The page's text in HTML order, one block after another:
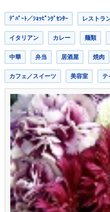
ﾃﾞﾊﾟｰﾄ／ｼｮｯﾋﾟﾝｸﾞｾﾝﾀｰ レストラ
イタリアン カレー 麺類
中華 弁当 居酒屋 焼肉
カフェ／スイーツ 美容室 テ